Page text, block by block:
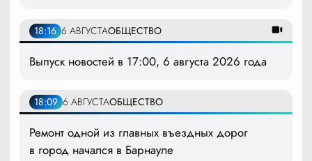
18:16 6 АВГУСТАОБЩЕСТВО
Выпуск новостей в 17:00, 6 августа 2026 года
18:09 6 АВГУСТАОБЩЕСТВО
Ремонт одной из главных въездных дорог
в город начался в Барнауле